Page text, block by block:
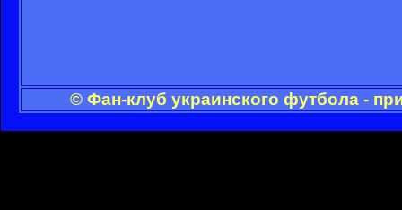
© Фан-клуб украинского футбола -